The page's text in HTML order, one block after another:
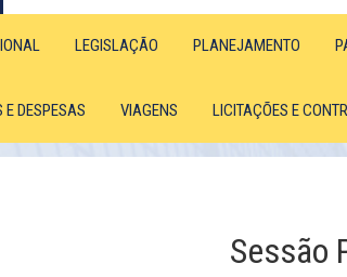
LEGISLAÇÃO PLANEJAMENTO
E DESPESAS VIAGENS LICITAÇÕES E
Sessão